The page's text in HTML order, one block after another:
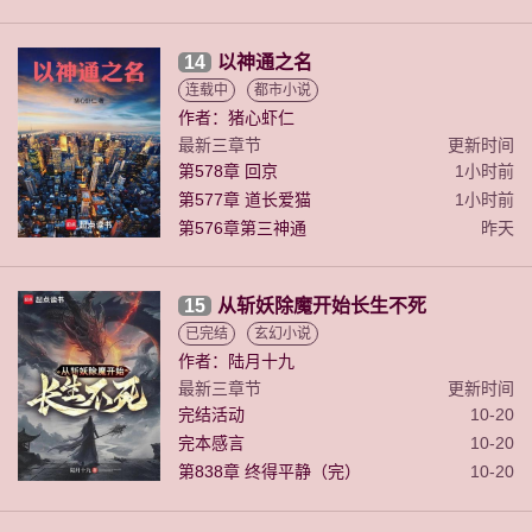
14 以神通之名
连载中 都市小说
作者：猪心虾仁
更新时间
最新三章节
1小时前
第578章 回京
1小时前
第577章 道长爱猫
昨天
第576章第三神通
15 从斩妖除魔开始长生不死
已完结 玄幻小说
作者：陆月十九
更新时间
最新三章节
10-20
完结活动
10-20
完本感言
10-20
第838章 终得平静（完）